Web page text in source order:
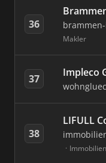
36
Makler
37 Impleco
38
LIFULL